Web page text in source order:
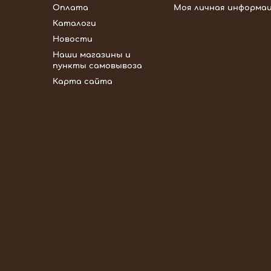
Оплата
Каталоги
Новости
Наши магазины и
пункты самовывоза
Карта сайта
Моя личная